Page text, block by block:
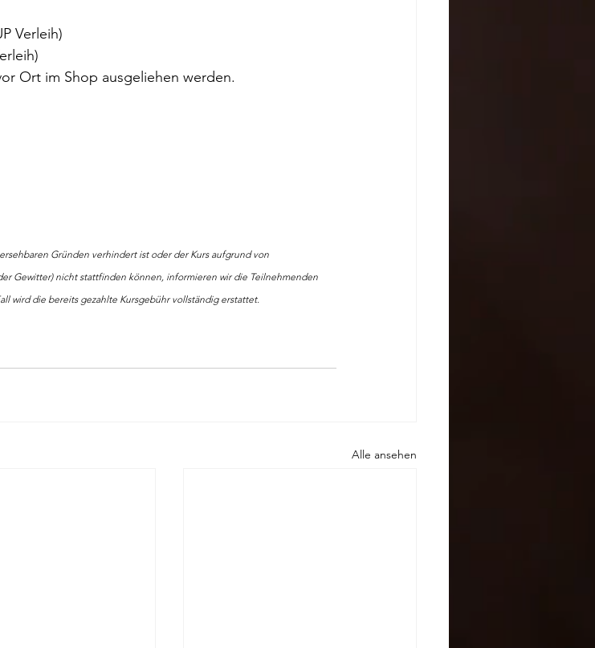
Verleih)
Ort im Shop ausgeliehen werden.
Gründen verhindert ist oder der Kurs aufgrund von
Gewitter) nicht stattfinden können, informieren wir die Teilnehmenden
wird die bereits gezahlte Kursgebühr vollständig erstattet.
Alle ansehen